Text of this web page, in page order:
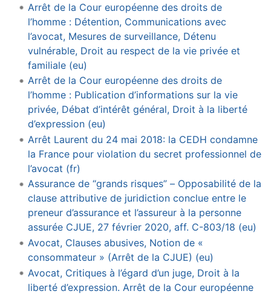
Arrêt de la Cour européenne des droits de
l’homme : Détention, Communications avec
l’avocat, Mesures de surveillance, Détenu
vulnérable, Droit au respect de la vie privée et
familiale (eu)
Arrêt de la Cour européenne des droits de
l’homme : Publication d’informations sur la vie
privée, Débat d’intérêt général, Droit à la liberté
d’expression (eu)
Arrêt Laurent du 24 mai 2018: la CEDH condamne
la France pour violation du secret professionnel de
l’avocat (fr)
Assurance de “grands risques” – Opposabilité de la
clause attributive de juridiction conclue entre le
preneur d’assurance et l’assureur à la personne
assurée CJUE, 27 février 2020, aff. C-803/18 (eu)
Avocat, Clauses abusives, Notion de «
consommateur » (Arrêt de la CJUE) (eu)
Avocat, Critiques à l’égard d’un juge, Droit à la
liberté d’expression. Arrêt de la Cour européenne